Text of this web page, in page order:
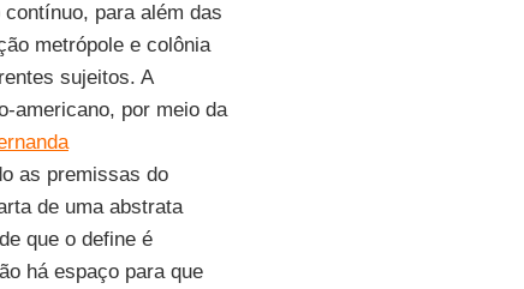
para além das
metrópole e colônia
sujeitos. A
americano, por meio da
as premissas do
de uma abstrata
que o define é
há espaço para que